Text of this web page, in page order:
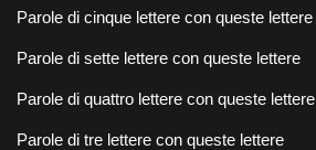
Parole di cinque lettere con queste lettere
Parole di sette lettere con queste lettere
Parole di quattro lettere con queste lettere
Parole di tre lettere con queste lettere